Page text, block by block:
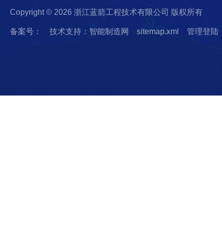
Copyright © 2026 浙江蓝箭工程技术有限公司 版权所有
备案号： 技术支持：智能制造网 sitemap.xml 管理登陆